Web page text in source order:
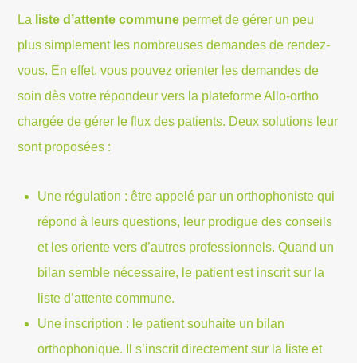
La liste d’attente commune permet de gérer un peu
plus simplement les nombreuses demandes de rendez-
vous. En effet, vous pouvez orienter les demandes de
soin dès votre répondeur vers la plateforme Allo-ortho
chargée de gérer le flux des patients. Deux solutions leur
sont proposées :
Une régulation : être appelé par un orthophoniste qui
répond à leurs questions, leur prodigue des conseils
et les oriente vers d’autres professionnels. Quand un
bilan semble nécessaire, le patient est inscrit sur la
liste d’attente commune.
Une inscription : le patient souhaite un bilan
orthophonique. Il s’inscrit directement sur la liste et